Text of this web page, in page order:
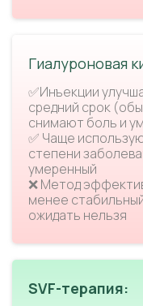
Гиалуроновая
✅Инъекции
средний срок
снимают боль и
✅ Чаще
степени
умеренный
❌ Метод
менее
ожидать нельзя
SVF-терапия: